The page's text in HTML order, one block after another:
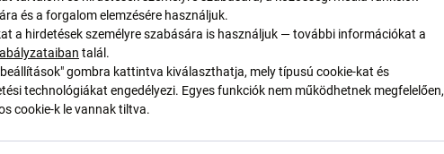
256GB +1
Ft
1 db
és a forgalom elemzésére használjuk.
a hirdetések személyre szabására is használjuk — további információkat a
talál.
beállítások" gombra kattintva kiválaszthatja, mely típusú cookie-kat és
technológiákat engedélyezi. Egyes funkciók nem működhetnek megfelelően,
cookie-k le vannak tiltva.